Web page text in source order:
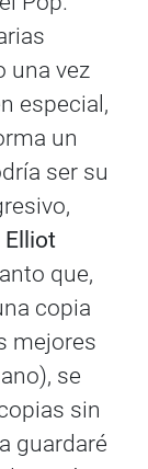
una vez
especial,
un
ser su
Elliot
que,
copia
mejores
se
sin
guardaré